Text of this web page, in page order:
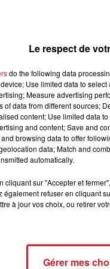
16h00 -
LE
trot monté derriére
c'est une
grand chose
son nom l'indique,
places.
des gains, elle
puisse finir
apres 3 mois de
course ne vaut
terminait en tête
la derniére
Le respect de
do the following data
Use limited data to
Measure advertising
of data from different sources;
content; Use limited data
and content; Save and
browsing data to offer
data; Match and
automatically.
cliquant sur "Accepter et
également refuser en cliquant
à jour vos choix, ou retirer
Gérer mes